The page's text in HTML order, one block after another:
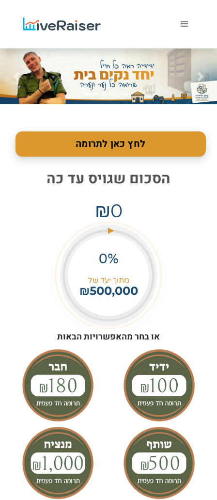
הבא
לחץ כאן לתרומה
הסכום שגויס עד כה
₪0
0%
מתוך יעד של
₪500,000
או בחר מהאפשרויות הבאות